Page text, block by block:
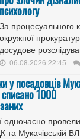
психологу
За процесуального
окружної
досудове
06.08.2026 22:45
у посадовців
1000
одночасно
та Мукачівській